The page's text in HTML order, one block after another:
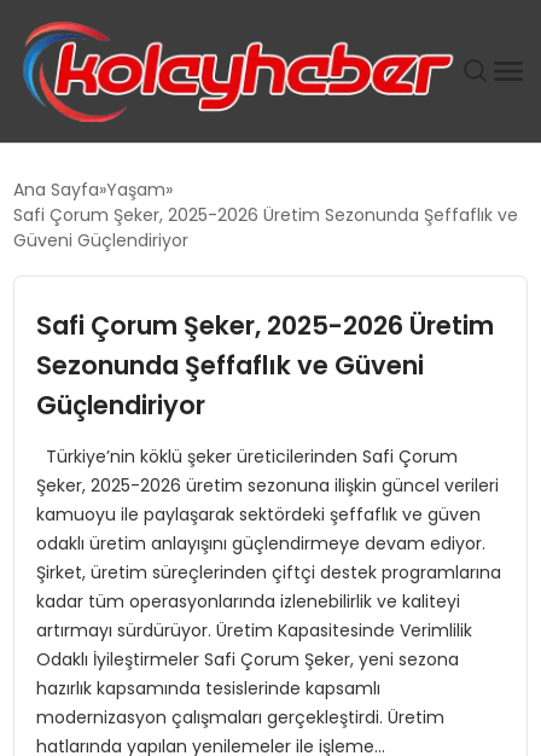
SUWEN’IN İSTIHDAM MODELI EKONOMIDE KADIN
TANYER YAPI ZEMIN MÜHENDISLIĞINDE HEDEF
BÜYÜTTÜ
TOROSLAR’DA PAZAR GERGİNLİĞİ!
Ana Sayfa Yaşam
Safi Çorum Şeker, 2025-2026 Üretim Sezonunda Şeffaflık ve
Güveni Güçlendiriyor
Safi Çorum Şeker, 2025-2026 Üretim
Sezonunda Şeffaflık ve Güveni
Güçlendiriyor
Türkiye’nin köklü şeker üreticilerinden Safi Çorum
Şeker, 2025-2026 üretim sezonuna ilişkin güncel verileri
kamuoyu ile paylaşarak sektördeki şeffaflık ve güven
odaklı üretim anlayışını güçlendirmeye devam ediyor.
Şirket, üretim süreçlerinden çiftçi destek programlarına
kadar tüm operasyonlarında izlenebilirlik ve kaliteyi
artırmayı sürdürüyor. Üretim Kapasitesinde Verimlilik
Odaklı İyileştirmeler Safi Çorum Şeker, yeni sezona
hazırlık kapsamında tesislerinde kapsamlı
modernizasyon çalışmaları gerçekleştirdi. Üretim
hatlarında yapılan yenilemeler ile işleme…